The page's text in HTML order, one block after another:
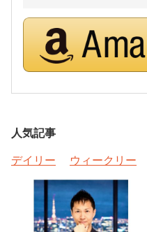
人気記事
デイリー
ウィークリー